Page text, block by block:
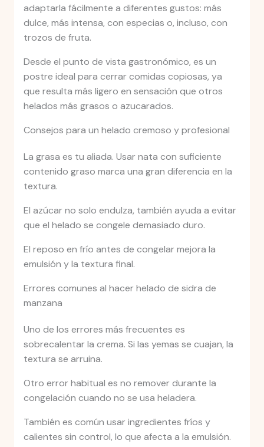
adaptarla fácilmente a diferentes gustos: más
dulce, más intensa, con especias o, incluso, con
trozos de fruta.
Desde el punto de vista gastronómico, es un
postre ideal para cerrar comidas copiosas, ya
que resulta más ligero en sensación que otros
helados más grasos o azucarados.
Consejos para un helado cremoso y profesional
La grasa es tu aliada. Usar nata con suficiente
contenido graso marca una gran diferencia en la
textura.
El azúcar no solo endulza, también ayuda a evitar
que el helado se congele demasiado duro.
El reposo en frío antes de congelar mejora la
emulsión y la textura final.
Errores comunes al hacer helado de sidra de
manzana
Uno de los errores más frecuentes es
sobrecalentar la crema. Si las yemas se cuajan, la
textura se arruina.
Otro error habitual es no remover durante la
congelación cuando no se usa heladera.
También es común usar ingredientes fríos y
calientes sin control, lo que afecta a la emulsión.